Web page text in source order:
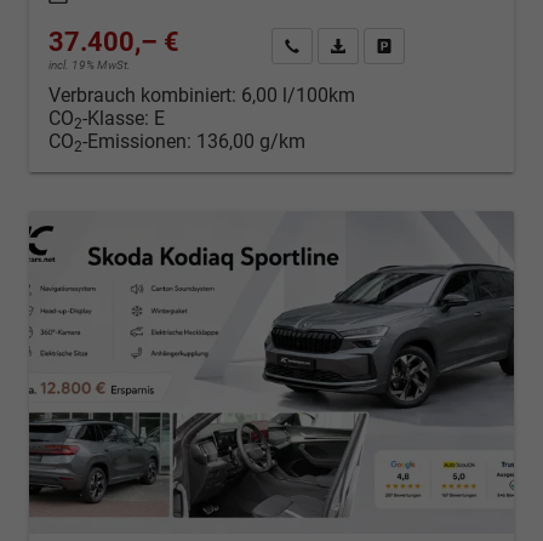
37.400,– €
incl. 19% MwSt.
Kontakt & Angebot anfordern
PDF-Datei, Fahrzeugexposé
Verbrauch kombiniert: 6,00 l/100km
CO2-Klasse: E
CO2-Emissionen: 136,00 g/km